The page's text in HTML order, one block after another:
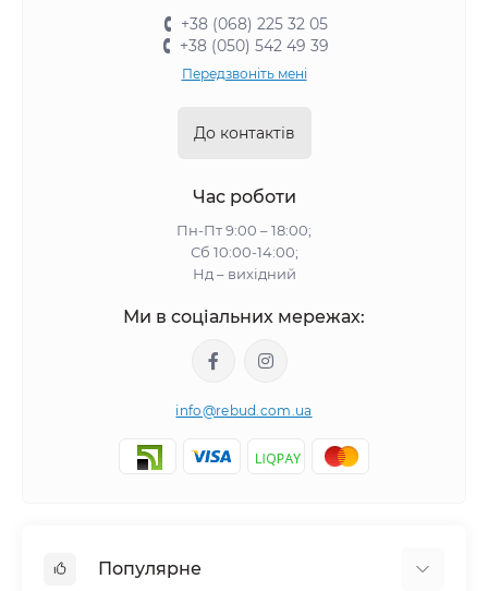
+38 (068) 225 32 05
+38 (050) 542 49 39
Передзвоніть мені
До контактів
Час роботи
Пн-Пт 9:00 – 18:00;
Сб 10:00-14:00;
Нд – вихідний
Ми в соціальних мережах:
info@rebud.com.ua
Популярне